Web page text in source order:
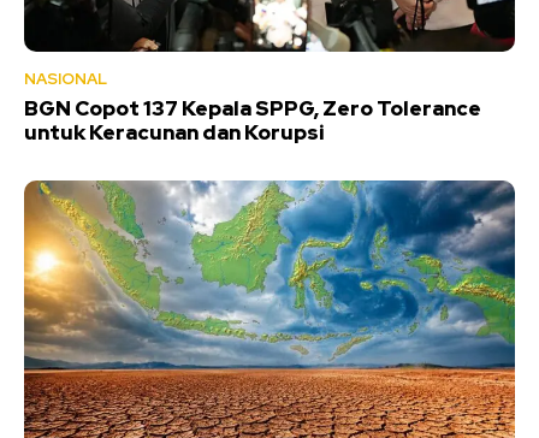
NASIONAL
BGN Copot 137 Kepala SPPG, Zero Tolerance
untuk Keracunan dan Korupsi